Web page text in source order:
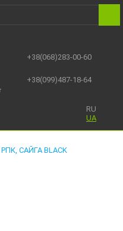
+38(068)283-00-60
+38(099)487-18-64
RU
UA
САЙГА BLACK